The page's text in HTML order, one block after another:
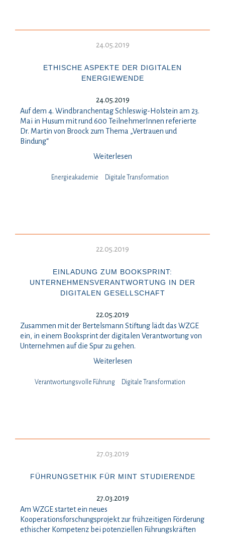
24.05.2019
ETHISCHE ASPEKTE DER DIGITALEN
ENERGIEWENDE
24.05.2019
Auf dem 4. Windbranchentag Schleswig-Holstein am 23.
Mai in Husum mit rund 600 TeilnehmerInnen referierte
Dr. Martin von Broock zum Thema „Vertrauen und
Bindung“
Weiterlesen
Energieakademie Digitale Transformation
22.05.2019
EINLADUNG ZUM BOOKSPRINT:
UNTERNEHMENSVERANTWORTUNG IN DER
DIGITALEN GESELLSCHAFT
22.05.2019
Zusammen mit der Bertelsmann Stiftung lädt das WZGE
ein, in einem Booksprint der digitalen Verantwortung von
Unternehmen auf die Spur zu gehen.
Weiterlesen
Verantwortungsvolle Führung Digitale Transformation
27.03.2019
FÜHRUNGSETHIK FÜR MINT STUDIERENDE
27.03.2019
Am WZGE startet ein neues
Kooperationsforschungsprojekt zur frühzeitigen Förderung
ethischer Kompetenz bei potenziellen Führungskräften